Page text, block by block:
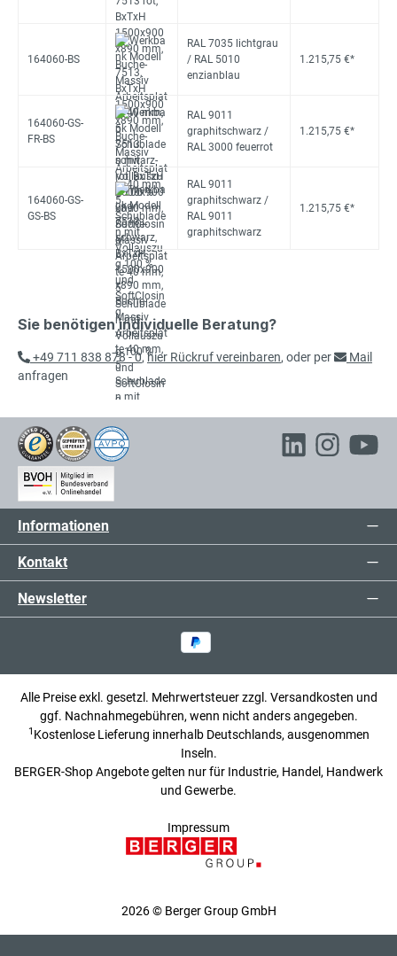
164060-BS
RAL 7035 lichtgrau
/ RAL 5010
enzianblau
1.215,75 €*
164060-GS-
FR-BS
RAL 9011
graphitschwarz /
RAL 3000 feuerrot
1.215,75 €*
164060-GS-
GS-BS
RAL 9011
graphitschwarz /
RAL 9011
graphitschwarz
1.215,75 €*
Sie benötigen individuelle Beratung?
+49 711 838 878 - 0,hier Rückruf vereinbaren, oder per
Mail
anfragen
Informationen
Kontakt
Newsletter
Alle Preise exkl. gesetzl. Mehrwertsteuer zzgl. Versandkosten und
ggf. Nachnahmegebühren, wenn nicht anders angegeben.
1 Kostenlose Lieferung innerhalb Deutschlands, ausgenommen
Inseln.
BERGER-Shop Angebote gelten nur für Industrie, Handel, Handwerk
und Gewerbe.
Impressum
2026 © Berger Group GmbH